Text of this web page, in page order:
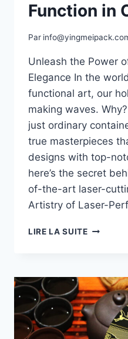
Function in
Par
Unleash the Power
Elegance​ In the
functional art, our
making waves.
just ordinary
true masterpieces
designs with top-
here’s the secret
of-the-art laser-
Artistry of Laser-
LIRE LA SUITE